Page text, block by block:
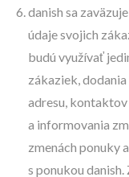
danish sa
údaje svojich
budú využívať
zákaziek,
adresu,
a informovania
zmenách ponuky
s ponukou